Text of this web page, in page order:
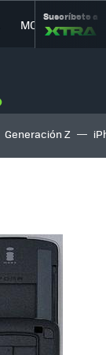
MOVILIDAD
Suscríbete a
Generación Z